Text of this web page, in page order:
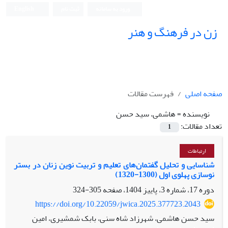
زن در فرهنگ و هنر
صفحه اصلی
فهرست مقالات
نویسنده =هاشمی، سید حسن
تعداد مقالات:
1
ارتباطات
شناسایی و تحلیل گفتمان‌های تعلیم و تربیت نوین زنان در بستر
نوسازی پهلوی اول (1300-1320)
دوره 17، شماره 3، پاییز 1404، صفحه
305-324
https://doi.org/10.22059/jwica.2025.377723.2043
سید حسن هاشمی، شهرزاد شاه سنی، بابک شمشیری، امین